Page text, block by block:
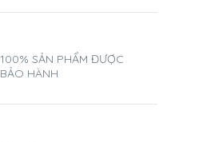
100% SẢN PHẨM ĐƯỢC
BẢO HÀNH